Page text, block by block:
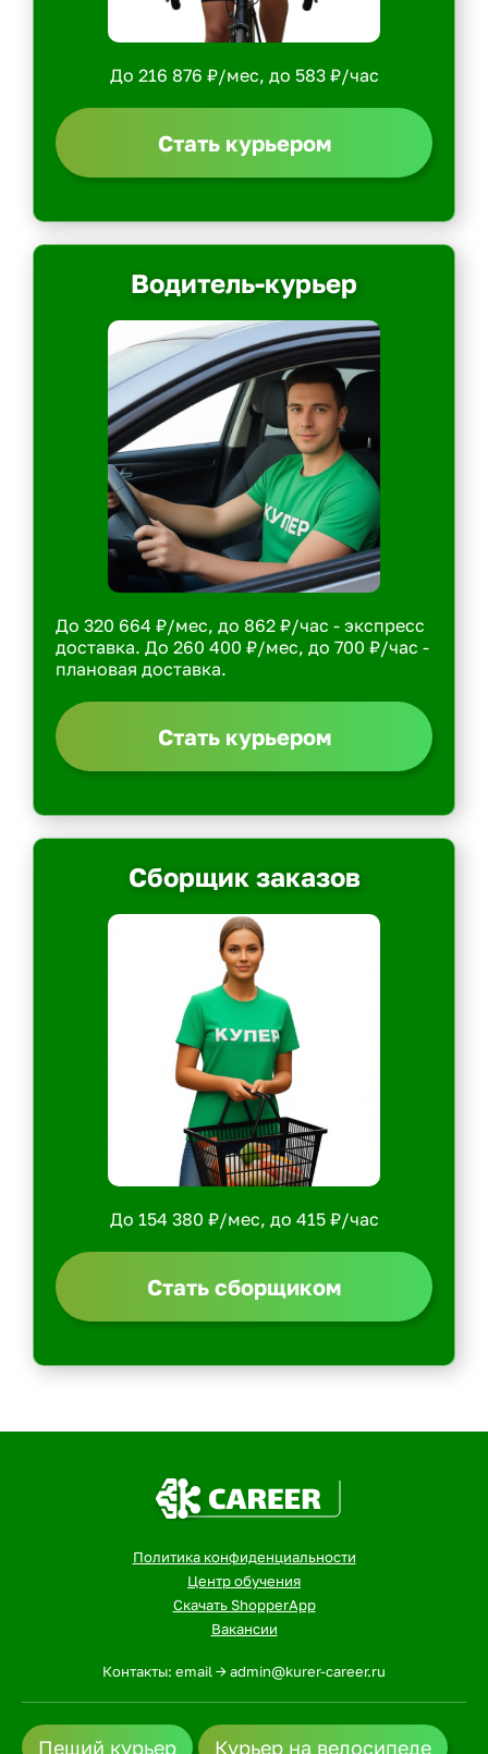
До 216 876 ₽/мес, до 583 ₽/час
Стать курьером
Водитель-курьер
До 320 664 ₽/мес, до 862 ₽/час - экспресс
доставка. До 260 400 ₽/мес, до 700 ₽/час -
плановая доставка.
Стать курьером
Сборщик заказов
До 154 380 ₽/мес, до 415 ₽/час
Стать сборщиком
Политика конфиденциальности
Центр обучения
Скачать ShopperApp
Вакансии
Контакты: email -> admin@kurer-career.ru
Пеший курьер Курьер на велосипеде